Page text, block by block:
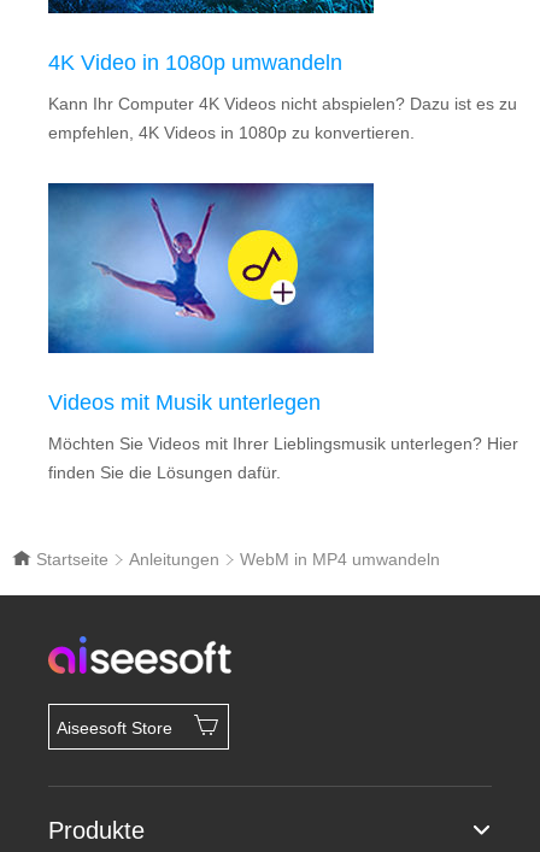
4K Video in 1080p umwandeln
Kann Ihr Computer 4K Videos nicht abspielen? Dazu ist es zu
empfehlen, 4K Videos in 1080p zu konvertieren.
Videos mit Musik unterlegen
Möchten Sie Videos mit Ihrer Lieblingsmusik unterlegen? Hier
finden Sie die Lösungen dafür.
Startseite Anleitungen WebM in MP4 umwandeln
Aiseesoft Store
Produkte